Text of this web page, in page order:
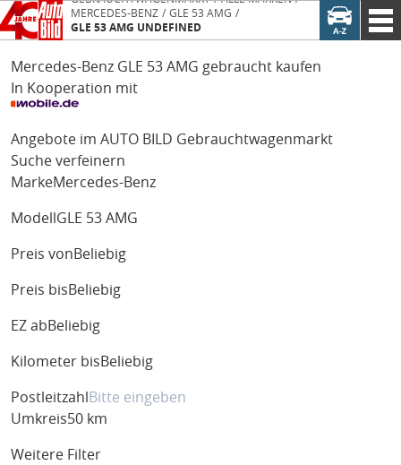
MERCEDES-BENZ
GLE 53 AMG
GLE 53 AMG UNDEFINED
Mercedes-Benz GLE 53 AMG gebraucht kaufen
In Kooperation mit
Angebote im AUTO BILD Gebrauchtwagenmarkt
Suche verfeinern
MarkeMercedes-Benz
Modell GLE 53 AMG
Preis von Beliebig
Preis bis Beliebig
EZ ab Beliebig
Kilometer bis Beliebig
Postleitzahl
Umkreis50 km
Weitere Filter